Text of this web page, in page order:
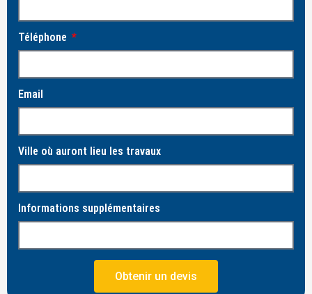
Téléphone
Email
Ville où auront lieu les travaux
Informations supplémentaires
Obtenir un devis